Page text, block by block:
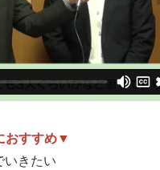
おすすめ▼
いきたい